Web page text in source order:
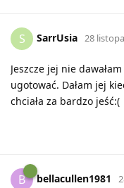
S SarrUsia 28
Jeszcze jej nie
ugotować. Dałam jej
chciała za bardzo jeść:(
B bellacullen1981